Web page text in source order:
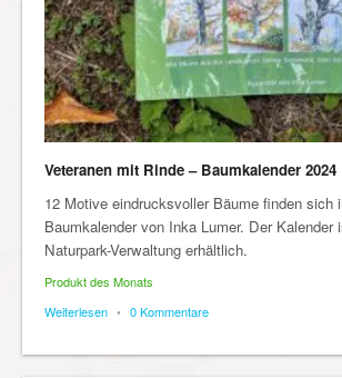
Veteranen mit Rinde – Baumkalender 2024
12 Motive eindrucksvoller Bäume finden sich
Baumkalender von Inka Lumer. Der Kalender
Naturpark-Verwaltung erhältlich.
Produkt des Monats
Weiterlesen • 0 Kommentare